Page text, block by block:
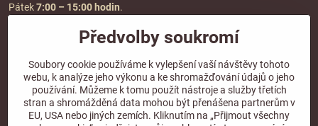
Pátek7:00 – 15:00 hodin.
Doprava a platba
DOPRAVA ZDARMA
při objednávce nad2000 Kč vč. DPH.
*Nevztahuje se na paletovou přepravu.
Předvolby soukromí
Soubory cookie používáme k vylepšení vaší návštěvy tohoto
webu, k analýze jeho výkonu a ke shromažďování údajů o jeho
používání. Můžeme k tomu použít nástroje a služby třetích
stran a shromážděná data mohou být přenášena partnerům v
EU, USA nebo jiných zemích. Kliknutím na „Přijmout všechny